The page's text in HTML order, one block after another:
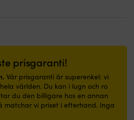
prisgaranti!
Vår prisgaranti är superenkel: vi
världen. Du kan i lugn och ro
du den billigare hos en annan
matchar vi priset i efterhand. Inga